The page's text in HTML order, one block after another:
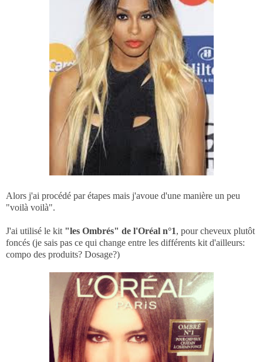
Alors j'ai procédé par étapes mais j'avoue d'une manière un peu
"voilà voilà".
J'ai utilisé le kit "les Ombrés" de l'Oréal n°1, pour cheveux plutôt
foncés (je sais pas ce qui change entre les différents kit d'ailleurs:
compo des produits? Dosage?)